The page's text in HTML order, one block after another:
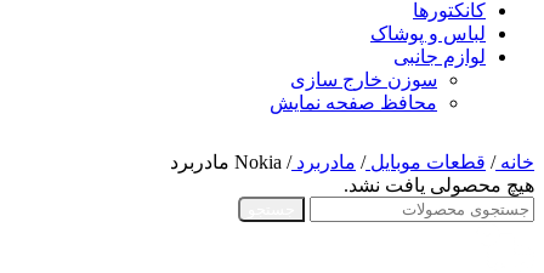
کانکتورها
لباس و پوشاک
لوازم جانبی
سوزن خارج سازی
محافظ صفحه نمایش
خانه/ قطعات موبایل/ مادربرد/ Nokia مادربرد
هیچ محصولی یافت نشد.